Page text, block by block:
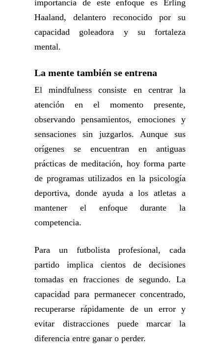
importancia de este enfoque es Erling
Haaland, delantero reconocido por su
capacidad goleadora y su fortaleza
mental.
La mente también se entrena
El mindfulness consiste en centrar la
atención en el momento presente,
observando pensamientos, emociones y
sensaciones sin juzgarlos. Aunque sus
orígenes se encuentran en antiguas
prácticas de meditación, hoy forma parte
de programas utilizados en la psicología
deportiva, donde ayuda a los atletas a
mantener el enfoque durante la
competencia.
Para un futbolista profesional, cada
partido implica cientos de decisiones
tomadas en fracciones de segundo. La
capacidad para permanecer concentrado,
recuperarse rápidamente de un error y
evitar distracciones puede marcar la
diferencia entre ganar o perder.